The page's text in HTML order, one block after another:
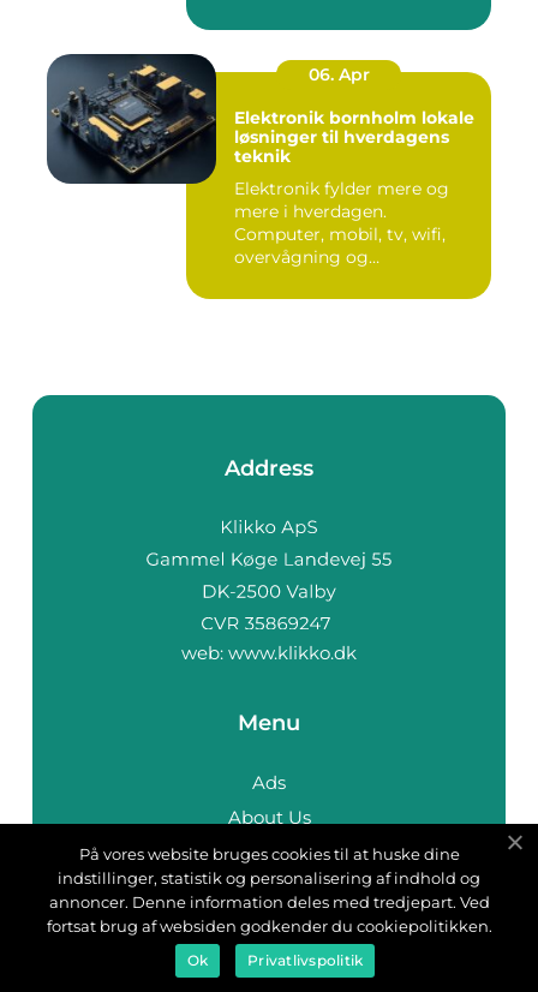
06. Apr
Elektronik bornholm lokale
løsninger til hverdagens
teknik
Elektronik fylder mere og
mere i hverdagen.
Computer, mobil, tv, wifi,
overvågning og
Address
web: www.klikko.dk
Menu
Ads
About Us
Cookies
Contact
Sitemap
På vores website bruges cookies til at huske dine
indstillinger, statistik og personalisering af indhold og
annoncer. Denne information deles med tredjepart. Ved
fortsat brug af websiden godkender du cookiepolitikken.
Ok Privatlivspolitik